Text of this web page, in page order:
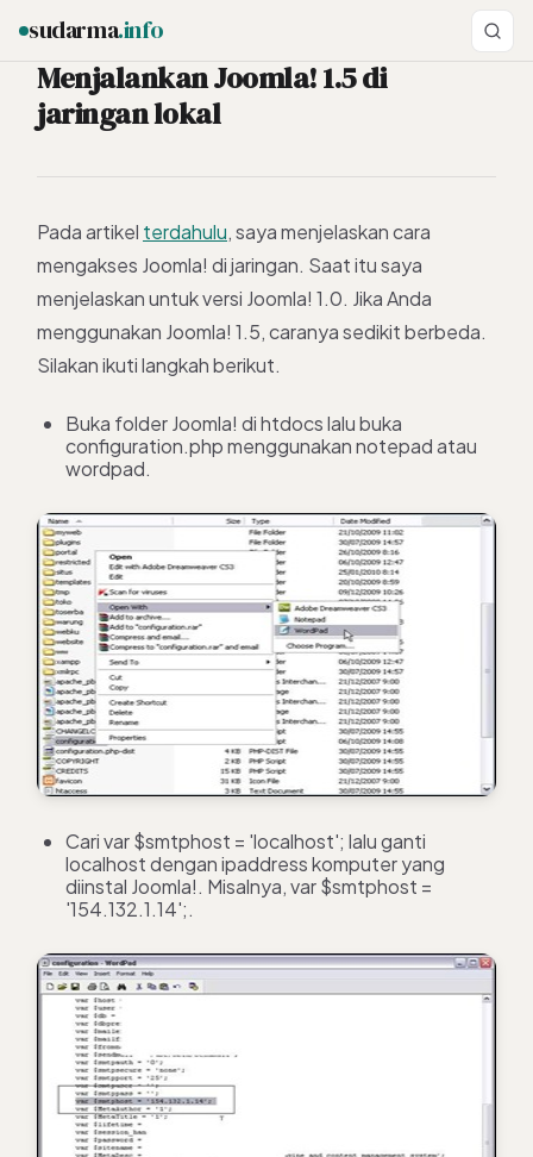
sudarma.info
Menjalankan Joomla! 1.5 di
jaringan lokal
Pada artikel terdahulu, saya menjelaskan cara
mengakses Joomla! di jaringan. Saat itu saya
menjelaskan untuk versi Joomla! 1.0. Jika Anda
menggunakan Joomla! 1.5, caranya sedikit berbeda.
Silakan ikuti langkah berikut.
Buka folder Joomla! di htdocs lalu buka
configuration.php menggunakan notepad atau
wordpad.
Cari var $smtphost = 'localhost'; lalu ganti
localhost dengan ipaddress komputer yang
diinstal Joomla!. Misalnya, var $smtphost =
'154.132.1.14';.